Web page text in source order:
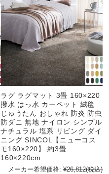
ラグ ラグマット 3畳 160×220
撥水 はっ水 カーペット 絨毯
じゅうたん おしゃれ 防炎 防虫
防ダニ 無地 ナイロン シンプル
ナチュラル 塩系 リビング ダイ
ニング SINCOL【ニューコス
モ160×220】 約3畳
160×220cm
メーカー希望価格: ¥26,812(税込)